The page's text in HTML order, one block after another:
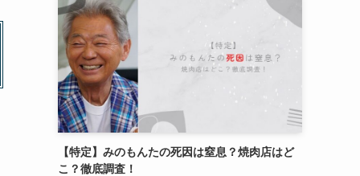
【特定】みのもんたの死因は窒息？焼肉店はど
こ？徹底調査！